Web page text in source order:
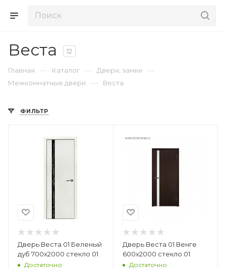
Веста 12
Главная — Каталог — Двери, замки —
Межкомнатные двери — Веста
ФИЛЬТР
Дверь Веста 01 Беленый
дуб 700х2000 стекло 01
Достаточно
Дверь Веста 01 Венге
600х2000 стекло 01
Достаточно